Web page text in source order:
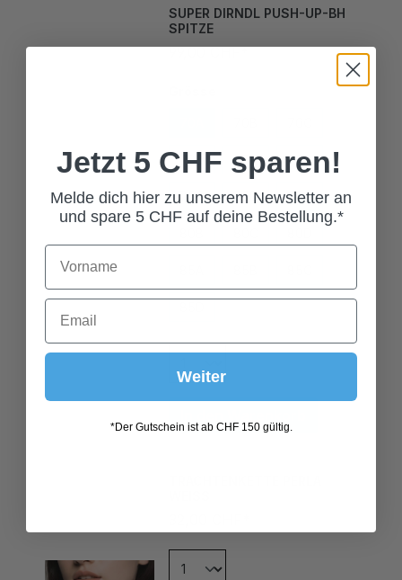
SPITZE
99,00 CHF*
75C 75D 80A
80B 80C 80D
85D
Jetzt 5 CHF sparen!
Melde dich hier zu unserem Newsletter an
und spare 5 CHF auf deine Bestellung.*
Weiter
*Der Gutschein ist ab CHF 150 gültig.